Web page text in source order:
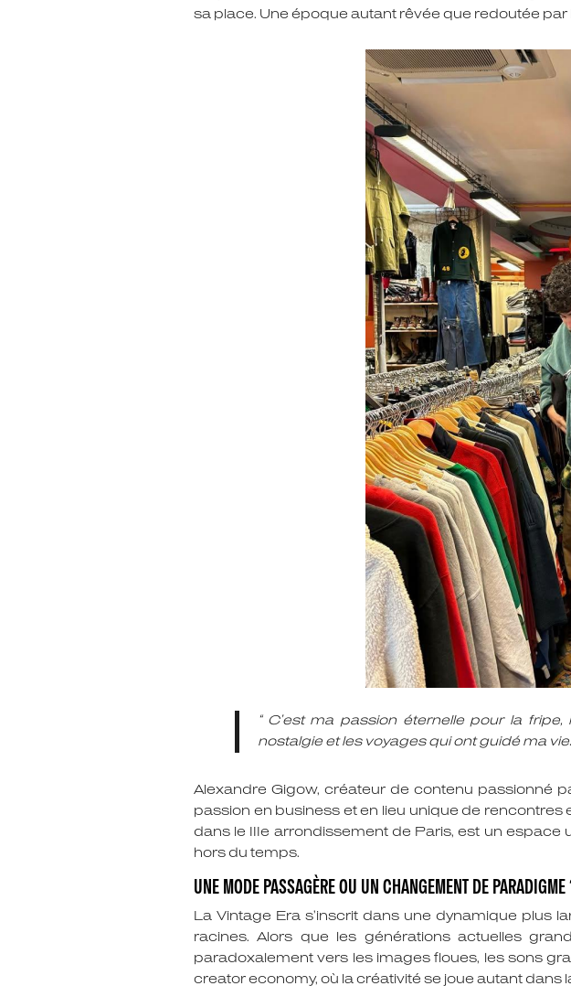
sa place. Une époque autant rêvée que redoutée par
“ C’est ma passion éternelle pour la
nostalgie et les voyages qui ont guidé ma
Alexandre Gigow, créateur de contenu passionné
passion en business et en lieu unique de
dans le IIIe arrondissement de Paris, est un
hors du temps.
UNE MODE PASSAGÈRE OU UN CHANGEMENT DE PARADIGME
La Vintage Era s’inscrit dans une dynamique plus
racines. Alors que les générations actuelles
paradoxalement vers les images floues, les sons
creator economy, où la créativité se joue autant